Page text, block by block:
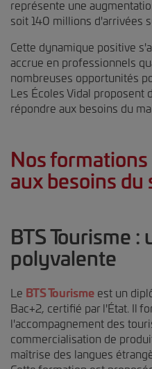
représente une
soit 140 millions d'arrivées
Cette dynamique positive
accrue en professionnels
nombreuses opportunités
Les Écoles Vidal
répondre aux besoins du
Nos
aux besoins du
BTS Tourisme
polyvalente
Le BTS Tourisme est un
Bac+2, certifié par l'État. Il
l'accompagnement des
commercialisation de
maîtrise des langues